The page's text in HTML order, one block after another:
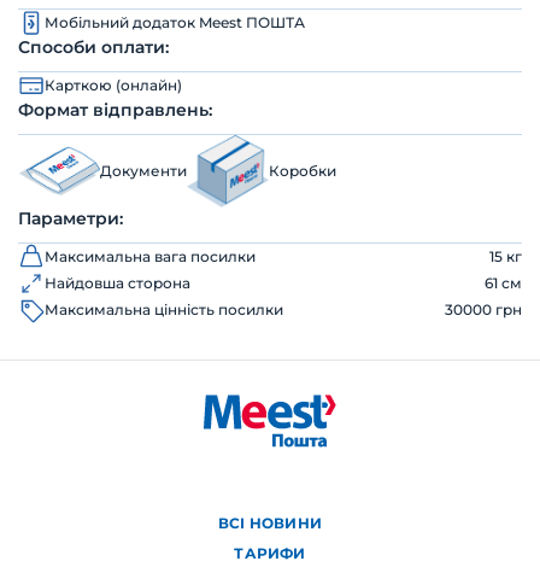
Мобільний додаток Meest ПОШТА
Способи оплати:
Карткою (онлайн)
Формат відправлень:
Документи Коробки
Параметри:
Максимальна вага посилки
15 кг
Найдовша сторона
61 см
Максимальна цінність посилки
30000 грн
ВСІ НОВИНИ
ТАРИФИ